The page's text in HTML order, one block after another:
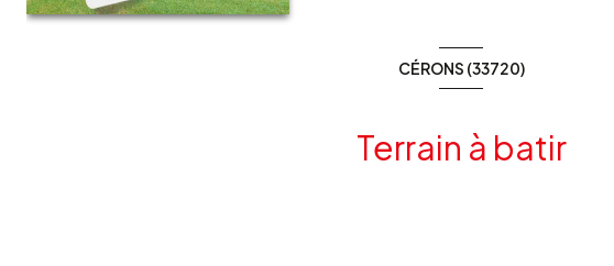
CÉRONS (33720)
Terrain à batir